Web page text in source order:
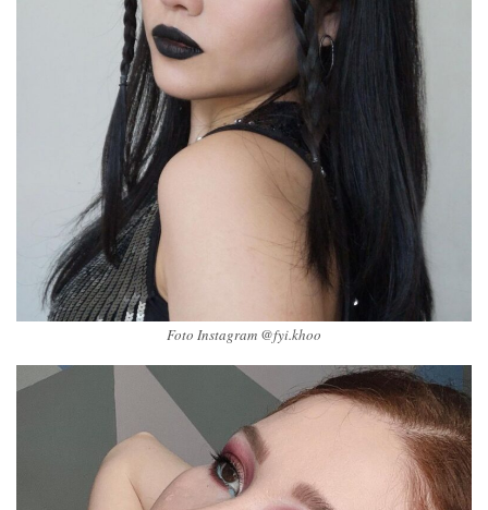
Foto Instagram @fyi.khoo